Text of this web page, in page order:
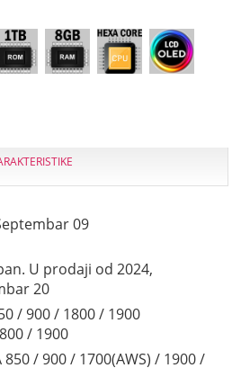
09
U prodaji od 2024,
20
/ 900 / 1800 / 1900
/ 1900
850 / 900 / 1700(AWS) / 1900 /